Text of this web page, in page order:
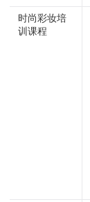
时尚彩妆培
训课程